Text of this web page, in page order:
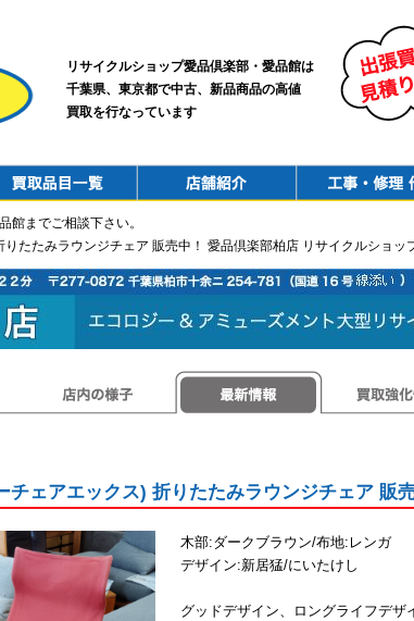
リサイクルショップ愛品倶楽部・愛品館は
千葉県、東京都で中古、新品商品の高値
買取を行なっています
館までご相談下さい。
たたみラウンジチェア 販売中！ 愛品倶楽部柏店 リサイクルショッ
チェアエックス) 折りたたみラウンジチェア 販
木部:ダークブラウン/布地:レンガ
デザイン:新居猛/にいたけし
グッドデザイン、ロングライフデザ